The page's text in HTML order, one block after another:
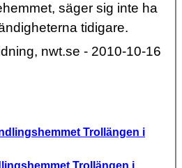
säger sig inte ha
tidigare.
nwt.se - 2010-10-16
Trollängen i